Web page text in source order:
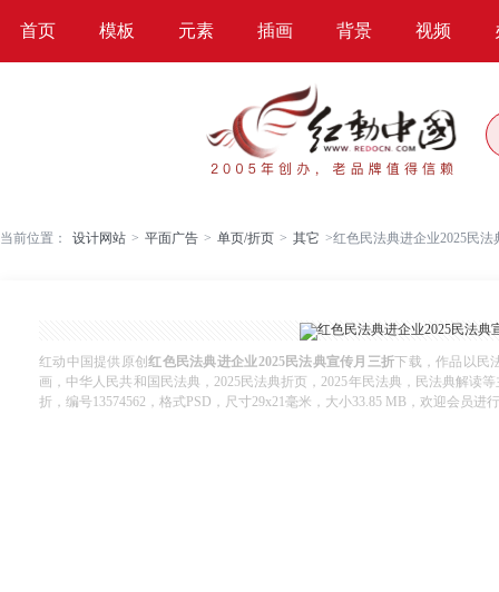
首页 模板 元素 插画 背景 视频
当前位置： 设计网站 > 平面广告 > 单页/折页 > 其它 >红色民法典进企业2025民
红动中国提供原创红色民法典进企业2025民法典宣传月三折下载，作品以民
画，中华人民共和国民法典，2025民法典折页，2025年民法典，民法典解读
折，编号13574562，格式PSD，尺寸29x21毫米，大小33.85 MB，欢迎会员进